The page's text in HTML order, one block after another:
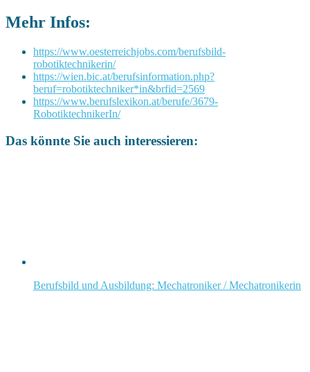
Mehr Infos:
https://www.oesterreichjobs.com/berufsbild-
robotiktechnikerin/
https://wien.bic.at/berufsinformation.php?
beruf=robotiktechniker*in&brfid=2569
https://www.berufslexikon.at/berufe/3679-
RobotiktechnikerIn/
Das könnte Sie auch interessieren:
Berufsbild und Ausbildung: Mechatroniker / Mechatronikerin